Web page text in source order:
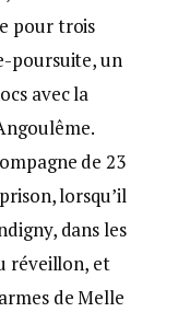
pour trois
poursuite, un
avec la
de 23
lorsqu’il
dans les
réveillon, et
de Melle